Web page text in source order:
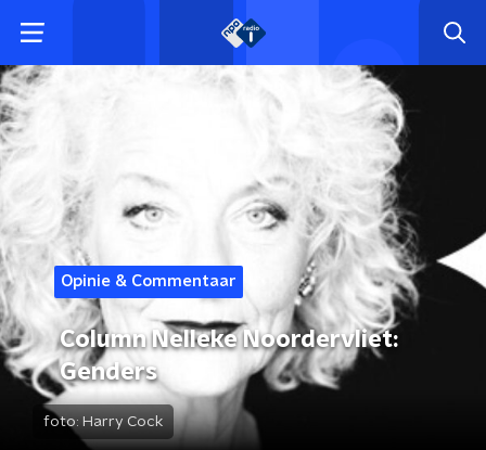
Opinie & Commentaar
Column Nelleke Noordervliet:
Genders
foto: Harry Cock